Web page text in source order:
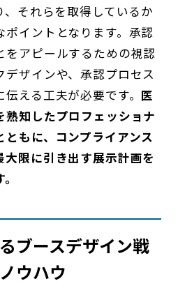
それらを取得しているか
ポイントとなります。承認
をアピールするための視認
ザインや、承認プロセス
える工夫が必要です。 医
熟知したプロフェッショナ
もに、コンプライアンス
限に引き出す展示計画を
ブースデザイン戦
ウハウ